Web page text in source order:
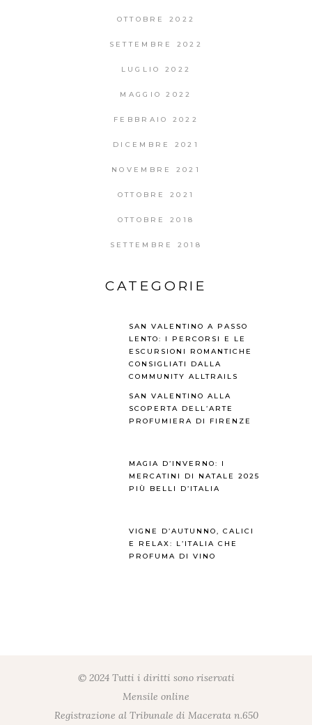
OTTOBRE 2022
SETTEMBRE 2022
LUGLIO 2022
MAGGIO 2022
FEBBRAIO 2022
DICEMBRE 2021
NOVEMBRE 2021
OTTOBRE 2021
OTTOBRE 2018
SETTEMBRE 2018
CATEGORIE
SAN VALENTINO A PASSO
LENTO: I PERCORSI E LE
ESCURSIONI ROMANTICHE
CONSIGLIATI DALLA
COMMUNITY ALLTRAILS
SAN VALENTINO ALLA
SCOPERTA DELL’ARTE
PROFUMIERA DI FIRENZE
MAGIA D’INVERNO: I
MERCATINI DI NATALE 2025
PIÙ BELLI D’ITALIA
VIGNE D’AUTUNNO, CALICI
E RELAX: L’ITALIA CHE
PROFUMA DI VINO
© 2024 Tutti i diritti sono riservati
Mensile online
Registrazione al Tribunale di Macerata n.650